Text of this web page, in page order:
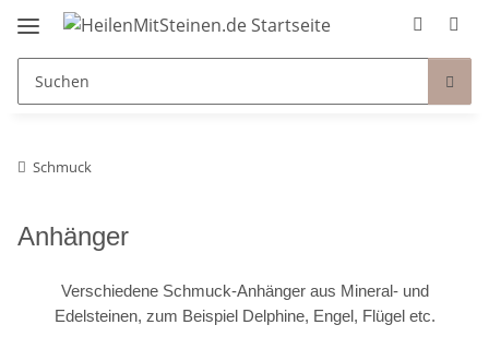
Schmuck
Anhänger
Verschiedene Schmuck-Anhänger aus Mineral- und
Edelsteinen, zum Beispiel Delphine, Engel, Flügel etc.